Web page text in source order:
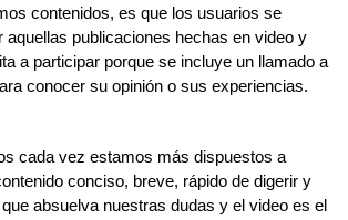
contenidos, es que los usuarios se
aquellas publicaciones hechas en video y
a participar porque se incluye un llamado a
conocer su opinión o sus experiencias.
cada vez estamos más dispuestos a
conciso, breve, rápido de digerir y
absuelva nuestras dudas y el video es el